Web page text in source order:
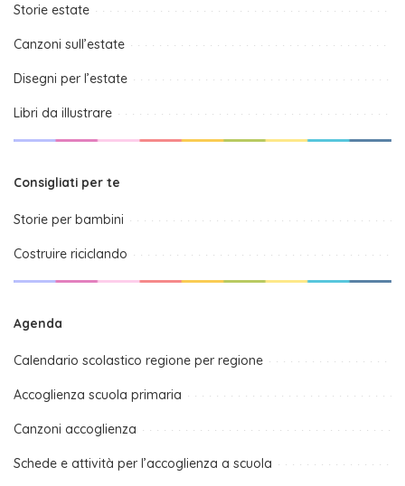
Storie estate
Canzoni sull’estate
Disegni per l’estate
Libri da illustrare
Consigliati per te
Storie per bambini
Costruire riciclando
Agenda
Calendario scolastico regione per regione
Accoglienza scuola primaria
Canzoni accoglienza
Schede e attività per l’accoglienza a scuola